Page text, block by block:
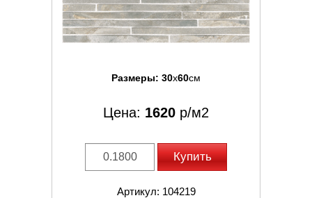
Размеры: 30x60см
Цена: 1620 р/м2
Купить
Артикул: 104219